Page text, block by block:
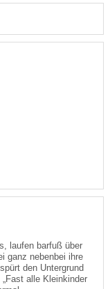
laufen barfuß über
ganz nebenbei ihre
den Untergrund
alle Kleinkinder